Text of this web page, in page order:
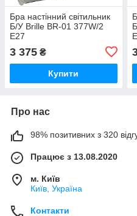
Бра настінний світильник
Б/У Brille BR-01 377W/2
E27
3 375 ₴
Купити
Про нас
98% позитивних з 320
Працює з 13.08.2020
м. Київ
Київ, Україна
Контакти